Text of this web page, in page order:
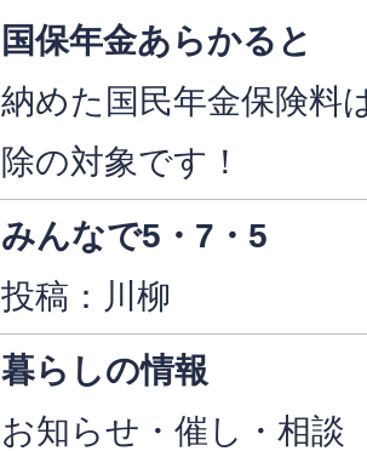
国保年金あらかると
納めた国民年金保険料
除の対象です！
みんなで5・7・5
投稿：川柳
暮らしの情報
お知らせ・催し・相談